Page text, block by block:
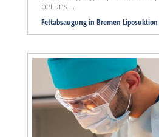
bei uns ...
Fettabsaugung in Bremen